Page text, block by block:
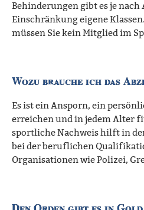
Behinderungen gibt es je nach
Einschränkung eigene
müssen Sie kein Mitglied im
Wozu brauche ich das
Es ist ein Ansporn, ein
erreichen und in jedem Alter
sportliche Nachweis hilft in
bei der beruflichen
Organisationen wie Polizei,